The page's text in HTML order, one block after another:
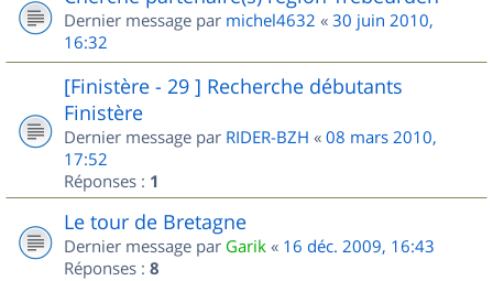
Dernier message par michel4632 « 30 juin 2010,
16:32
[Finistère - 29 ] Recherche débutants
Finistère
Dernier message par RIDER-BZH « 08 mars 2010,
17:52
Réponses : 1
Le tour de Bretagne
Dernier message par Garik « 16 déc. 2009, 16:43
Réponses : 8